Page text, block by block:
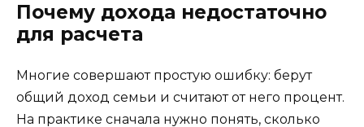
Почему дохода недостаточно
для расчета
Многие совершают простую ошибку: берут
общий доход семьи и считают от него процент.
На практике сначала нужно понять, сколько